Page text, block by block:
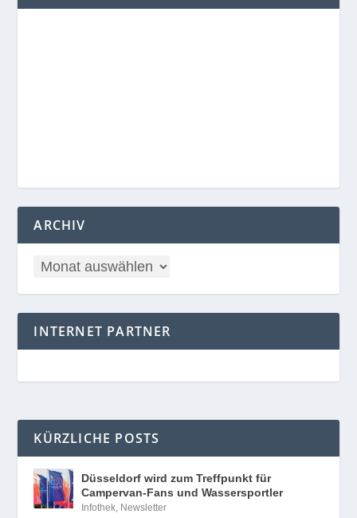
ARCHIV
INTERNET PARTNER
KÜRZLICHE POSTS
Düsseldorf wird zum Treffpunkt für
Campervan-Fans und Wassersportler
Infothek, Newsletter